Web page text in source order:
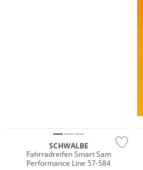
SCHWALBE
Fahrradreifen Smart Sam
Performance Line 57-584